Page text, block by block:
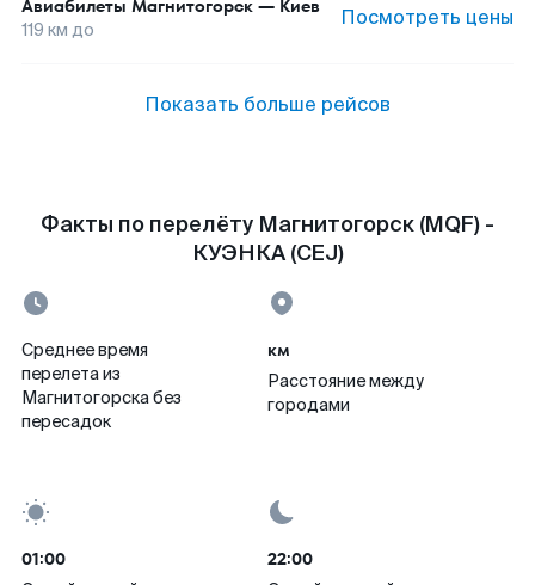
Авиабилеты Магнитогорск — Киев
119 км до Посмотреть цены
Показать больше рейсов
Факты по перелёту Магнитогорск (MQF) -
КУЭНКА (CEJ)
Среднее время
перелета из
Магнитогорска без
пересадок
км
Расстояние между
городами
01:00 22:00